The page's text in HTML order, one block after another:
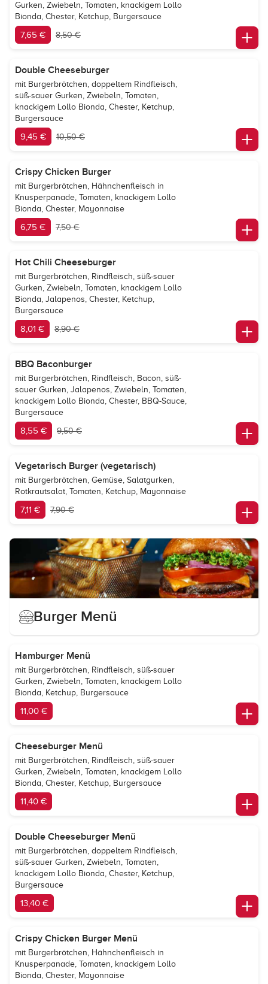
Gurken, Zwiebeln, Tomaten, knackigem Lollo
Bionda, Chester, Ketchup, Burgersauce
7,65 € 8,50 €
Double Cheeseburger
mit Burgerbrötchen, doppeltem Rindfleisch,
süß-sauer Gurken, Zwiebeln, Tomaten,
knackigem Lollo Bionda, Chester, Ketchup,
Burgersauce
9,45 € 10,50 €
Crispy Chicken Burger
mit Burgerbrötchen, Hähnchenfleisch in
Knusperpanade, Tomaten, knackigem Lollo
Bionda, Chester, Mayonnaise
6,75 € 7,50 €
Hot Chili Cheeseburger
mit Burgerbrötchen, Rindfleisch, süß-sauer
Gurken, Zwiebeln, Tomaten, knackigem Lollo
Bionda, Jalapenos, Chester, Ketchup,
Burgersauce
8,01 € 8,90 €
BBQ Baconburger
mit Burgerbrötchen, Rindfleisch, Bacon, süß-
sauer Gurken, Jalapenos, Zwiebeln, Tomaten,
knackigem Lollo Bionda, Chester, BBQ-Sauce,
Burgersauce
8,55 € 9,50 €
Vegetarisch Burger (vegetarisch)
mit Burgerbrötchen, Gemüse, Salatgurken,
Rotkrautsalat, Tomaten, Ketchup, Mayonnaise
7,11 € 7,90 €
Burger Menü
Hamburger Menü
mit Burgerbrötchen, Rindfleisch, süß-sauer
Gurken, Zwiebeln, Tomaten, knackigem Lollo
Bionda, Ketchup, Burgersauce
11,00 €
Cheeseburger Menü
mit Burgerbrötchen, Rindfleisch, süß-sauer
Gurken, Zwiebeln, Tomaten, knackigem Lollo
Bionda, Chester, Ketchup, Burgersauce
11,40 €
Double Cheeseburger Menü
mit Burgerbrötchen, doppeltem Rindfleisch,
süß-sauer Gurken, Zwiebeln, Tomaten,
knackigem Lollo Bionda, Chester, Ketchup,
Burgersauce
13,40 €
Crispy Chicken Burger Menü
mit Burgerbrötchen, Hähnchenfleisch in
Knusperpanade, Tomaten, knackigem Lollo
Bionda, Chester, Mayonnaise